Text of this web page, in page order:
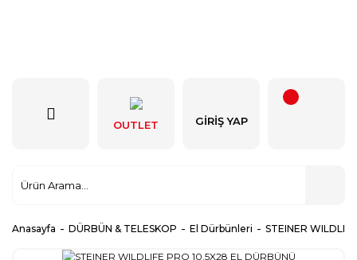
OUTLET GIRIŞ YAP
Anasayfa DÜRBÜN & TELESKOP El Dürbünleri STEINER